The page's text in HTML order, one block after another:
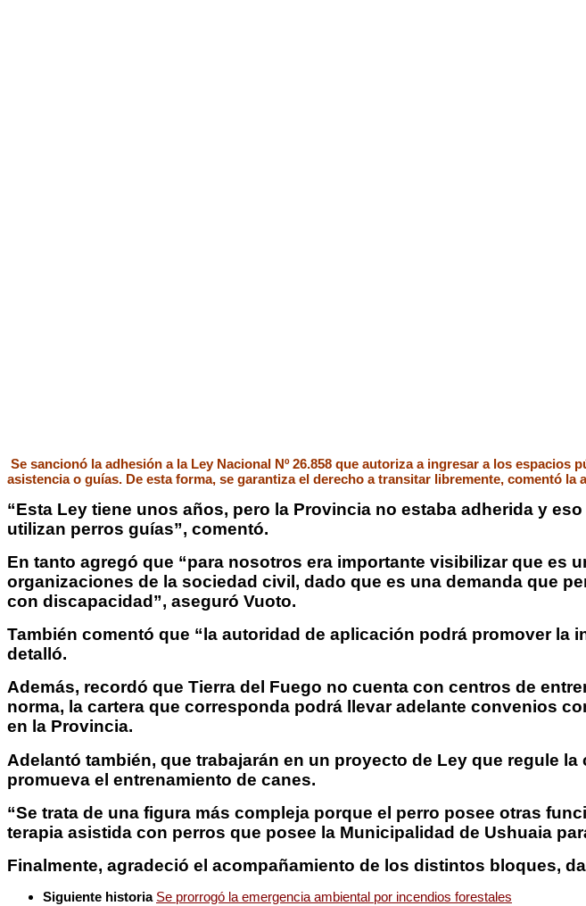
Se sancionó la adhesión a la Ley Nacional Nº 26.858 que autoriza a ingresar a los
asistencia o guías. De esta forma, se garantiza el derecho a transitar libremente, comentó
“Esta Ley tiene unos años, pero la Provincia no estaba adherida y
utilizan perros guías”, comentó.
En tanto agregó que “para nosotros era importante visibilizar que es
organizaciones de la sociedad civil, dado que es una demanda que
con discapacidad”, aseguró Vuoto.
También comentó que “la autoridad de aplicación podrá promover la
detalló.
Además, recordó que Tierra del Fuego no cuenta con centros de
norma, la cartera que corresponda podrá llevar adelante convenios
en la Provincia.
Adelantó también, que trabajarán en un proyecto de Ley que regule
promueva el entrenamiento de canes.
“Se trata de una figura más compleja porque el perro posee otras
terapia asistida con perros que posee la Municipalidad de Ushuaia
Finalmente, agradeció el acompañamiento de los distintos bloques,
Siguiente historia Se prorrogó la emergencia ambiental por incendios forestales